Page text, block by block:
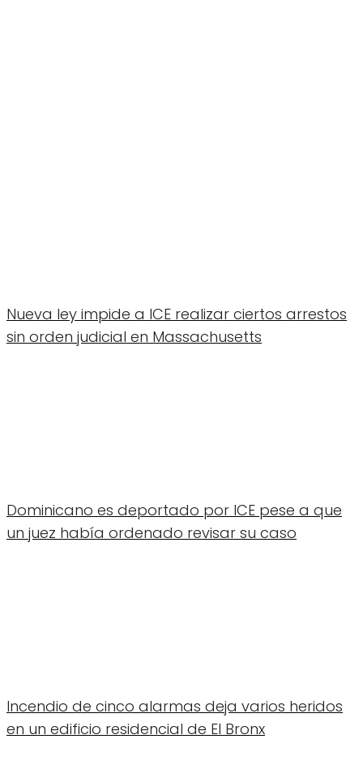
Nueva ley impide a ICE realizar ciertos arrestos
sin orden judicial en Massachusetts
Dominicano es deportado por ICE pese a que
un juez había ordenado revisar su caso
Incendio de cinco alarmas deja varios heridos
en un edificio residencial de El Bronx